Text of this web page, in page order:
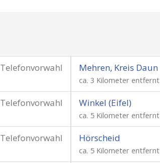
Telefonvorwahl Mehren, Kreis Daun
ca. 3 Kilometer entfernt
Telefonvorwahl Winkel (Eifel)
ca. 5 Kilometer entfernt
Telefonvorwahl Hörscheid
ca. 5 Kilometer entfernt